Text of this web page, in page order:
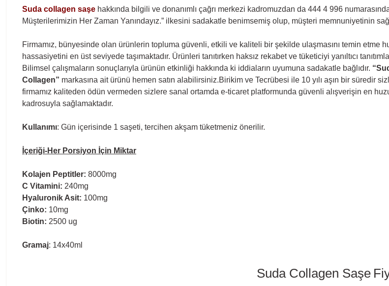
Suda collagen saşe hakkında bilgili ve donanımlı çağrı merkezi kadromuzdan da 444 4 996
Müşterilerimizin Her Zaman Yanındayız.” ilkesini sadakatle benimsemiş olup, müşteri memnuniyetinin
Firmamız, bünyesinde olan ürünlerin topluma güvenli, etkili ve kaliteli bir şekilde ulaşmasını temin etme
hassasiyetini en üst seviyede taşımaktadır. Ürünleri tanıtırken haksız rekabet ve tüketiciyi yanıltıcı
Bilimsel çalışmaların sonuçlarıyla ürünün etkinliği hakkında ki iddiaların uyumuna sadakatle bağlıdır.
Collagen” markasına ait ürünü hemen satın alabilirsiniz.Birikim ve Tecrübesi ile 10 yılı aşın bir süredir
firmamız kaliteden ödün vermeden sizlere sanal ortamda e-ticaret platformunda güvenli alışverişin en
kadrosuyla sağlamaktadır.
Kullanımı: Gün içerisinde 1 saşeti, tercihen akşam tüketmeniz önerilir.
İçeriği-Her Porsiyon İçin Miktar
Kolajen Peptitler: 8000mg
C Vitamini: 240mg
Hyaluronik Asit: 100mg
Çinko: 10mg
Biotin: 2500 ug
Gramaj: 14x40ml
Suda Collagen Saşe